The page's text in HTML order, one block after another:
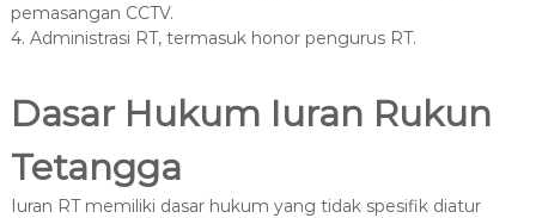
pemasangan CCTV.
4. Administrasi RT, termasuk honor pengurus RT.
Dasar Hukum Iuran Rukun
Tetangga
Iuran RT memiliki dasar hukum yang tidak spesifik diatur